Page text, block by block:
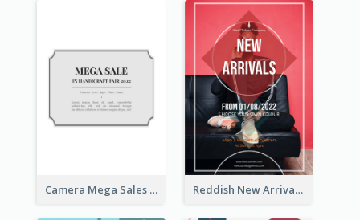
Camera Mega Sales Flyer Reddish New Arrivals Flyer